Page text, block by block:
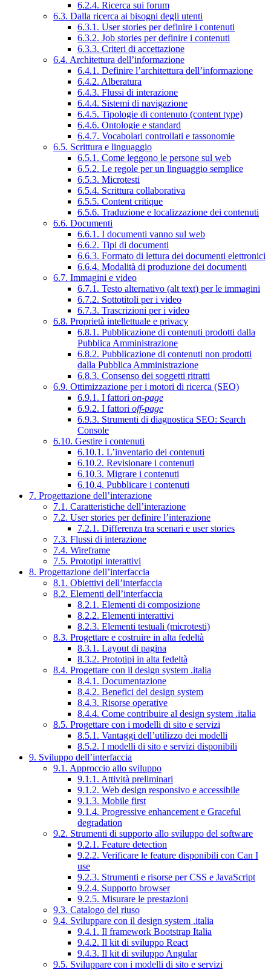
6.2.4. Ricerca sui forum
6.3. Dalla ricerca ai bisogni degli utenti
6.3.1. User stories per definire i contenuti
6.3.2. Job stories per definire i contenuti
6.3.3. Criteri di accettazione
6.4. Architettura dell’informazione
6.4.1. Definire l’architettura dell’informazione
6.4.2. Alberatura
6.4.3. Flussi di interazione
6.4.4. Sistemi di navigazione
6.4.5. Tipologie di contenuto (content type)
6.4.6. Ontologie e standard
6.4.7. Vocabolari controllati e tassonomie
6.5. Scrittura e linguaggio
6.5.1. Come leggono le persone sul web
6.5.2. Le regole per un linguaggio semplice
6.5.3. Microtesti
6.5.4. Scrittura collaborativa
6.5.5. Content critique
6.5.6. Traduzione e localizzazione dei contenuti
6.6. Documenti
6.6.1. I documenti vanno sul web
6.6.2. Tipi di documenti
6.6.3. Formato di lettura dei documenti elettronici
6.6.4. Modalità di produzione dei documenti
6.7. Immagini e video
6.7.1. Testo alternativo (alt text) per le immagini
6.7.2. Sottotitoli per i video
6.7.3. Trascrizioni per i video
6.8. Proprietà intellettuale e privacy
6.8.1. Pubblicazione di contenuti prodotti dalla
Pubblica Amministrazione
6.8.2. Pubblicazione di contenuti non prodotti
dalla Pubblica Amministrazione
6.8.3. Consenso dei soggetti ritratti
6.9. Ottimizzazione per i motori di ricerca (SEO)
6.9.1. I fattori on-page
6.9.2. I fattori off-page
6.9.3. Strumenti di diagnostica SEO: Search
Console
6.10. Gestire i contenuti
6.10.1. L’inventario dei contenuti
6.10.2. Revisionare i contenuti
6.10.3. Migrare i contenuti
6.10.4. Pubblicare i contenuti
7. Progettazione dell’interazione
7.1. Caratteristiche dell’interazione
7.2. User stories per definire l’interazione
7.2.1. Differenza tra scenari e user stories
7.3. Flussi di interazione
7.4. Wireframe
7.5. Prototipi interattivi
8. Progettazione dell’interfaccia
8.1. Obiettivi dell’interfaccia
8.2. Elementi dell’interfaccia
8.2.1. Elementi di composizione
8.2.2. Elementi interattivi
8.2.3. Elementi testuali (microtesti)
8.3. Progettare e costruire in alta fedeltà
8.3.1. Layout di pagina
8.3.2. Prototipi in alta fedeltà
8.4. Progettare con il design system .italia
8.4.1. Documentazione
8.4.2. Benefici del design system
8.4.3. Risorse operative
8.4.4. Come contribuire al design system .italia
8.5. Progettare con i modelli di sito e servizi
8.5.1. Vantaggi dell’utilizzo dei modelli
8.5.2. I modelli di sito e servizi disponibili
9. Sviluppo dell’interfaccia
9.1. Approccio allo sviluppo
9.1.1. Attività preliminari
9.1.2. Web design responsivo e accessibile
9.1.3. Mobile first
9.1.4. Progressive enhancement e Graceful
degradation
9.2. Strumenti di supporto allo sviluppo del software
9.2.1. Feature detection
9.2.2. Verificare le feature disponibili con Can I
use
9.2.3. Strumenti e risorse per CSS e JavaScript
9.2.4. Supporto browser
9.2.5. Misurare le prestazioni
9.3. Catalogo del riuso
9.4. Sviluppare con il design system .italia
9.4.1. Il framework Bootstrap Italia
9.4.2. Il kit di sviluppo React
9.4.3. Il kit di sviluppo Angular
9.5. Sviluppare con i modelli di sito e servizi